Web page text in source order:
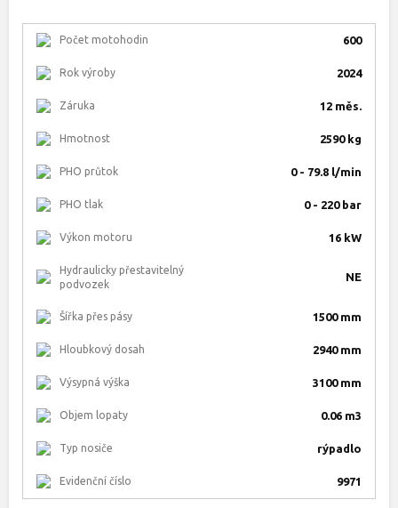
Počet motohodin 600
Rok výroby 2024
Záruka 12 měs.
Hmotnost 2590 kg
PHO průtok 0 - 79.8 l/min
PHO tlak 0 - 220 bar
Výkon motoru 16 kW
Hydraulicky přestavitelný
podvozek
NE
Šířka přes pásy 1500 mm
Hloubkový dosah 2940 mm
Výsypná výška 3100 mm
Objem lopaty 0.06 m3
Typ nosiče rýpadlo
Evidenční číslo 9971